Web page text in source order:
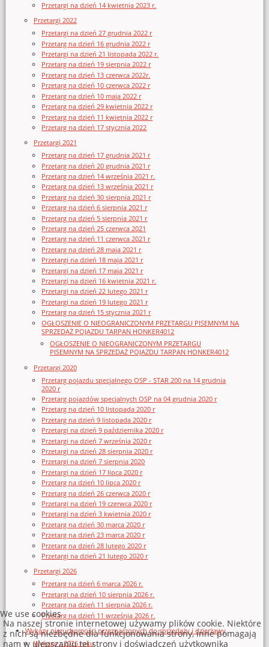
Przetargi na dzień 14 kwietnia 2023 r.
Przetargi 2022
Przetargi na dzień 27 grudnia 2022 r
Przetarg na dzień 16 grudnia 2022 r
Przetargi na dzień 21 listopada 2022 r.
Przetarg na dzień 19 sierpnia 2022 r
Przetarg na dzień 13 czerwca 2022r.
Przetarg na dzień 10 czerwca 2022 r
Przetarg na dzień 10 maja 2022 r
Przetarg na dzień 29 kwietnia 2022 r
Przetarg na dzień 11 kwietnia 2022 r
Przetarg na dzień 17 stycznia 2022
Przetargi 2021
Przetarg na dzień 17 grudnia 2021 r
Przetarg na dzień 20 grudnia 2021 r
Przetarg na dzień 14 września 2021 r.
Przetarg na dzień 13 września 2021 r
Przetarg na dzień 30 sierpnia 2021 r
Przetarg na dzień 6 sierpnia 2021 r
Przetarg na dzień 5 sierpnia 2021 r
Przetarg na dzień 25 czerwca 2021
Przetarg na dzień 11 czerwca 2021 r
Przetarg na dzień 28 maja 2021 r
Przetargi na dzień 18 maja 2021 r
Przetargi na dzień 17 maja 2021 r
Przetargi na dzień 16 kwietnia 2021 r.
Przetargi na dzień 22 lutego 2021 r
Przetargi na dzień 19 lutego 2021 r
Przetarg na dzień 15 stycznia 2021 r
OGŁOSZENIE O NIEOGRANICZONYM PRZETARGU PISEMNYM NA
SPRZEDAŻ POJAZDU TARPAN HONKER4012
OGŁOSZENIE O NIEOGRANICZONYM PRZETARGU
PISEMNYM NA SPRZEDAŻ POJAZDU TARPAN HONKER4012
Przetargi 2020
Przetarg pojazdu specjalnego OSP - STAR 200 na 14 grudnia
2020 r
Przetarg pojazdów specjalnych OSP na 04 grudnia 2020 r
Przetarg na dzień 10 listopada 2020 r
Przetarg na dzień 9 listopada 2020 r
Przetargi na dzień 9 października 2020 r
Przetargi na dzień 7 września 2020 r
Przetargi na dzień 28 sierpnia 2020 r
Przetargi na dzień 7 sierpnia 2020
Przetargi na dzień 17 lipca 2020 r
Przetarg na dzień 10 lipca 2020 r
Przetarg na dzień 26 czerwca 2020 r
Przetargi na dzień 19 czerwca 2020 r
Przetargi na dzień 3 kwietnia 2020 r
Przetarg na dzień 30 marca 2020 r
Przetarg na dzień 23 marca 2020 r
Przetarg na dzień 28 lutego 2020 r
Przetargi na dzień 21 lutego 2020 r
Przetargi 2026
Przetarg na dzień 6 marca 2026 r.
Przetargi na dzień 10 sierpnia 2026 r.
Przetarg na dzień 11 sierpnia 2026 r.
Przetarg na dzień 11 września 2026 r.
Wykazy nieruchomości przeznaczonych do sprzedaży i dzierżawy
Wykazy z 2026 roku
We use cookies
Na naszej stronie internetowej używamy plików cookie. Niektóre
z nich są niezbędne dla funkcjonowania strony, inne pomagają
nam w ulepszaniu tej strony i doświadczeń użytkownika